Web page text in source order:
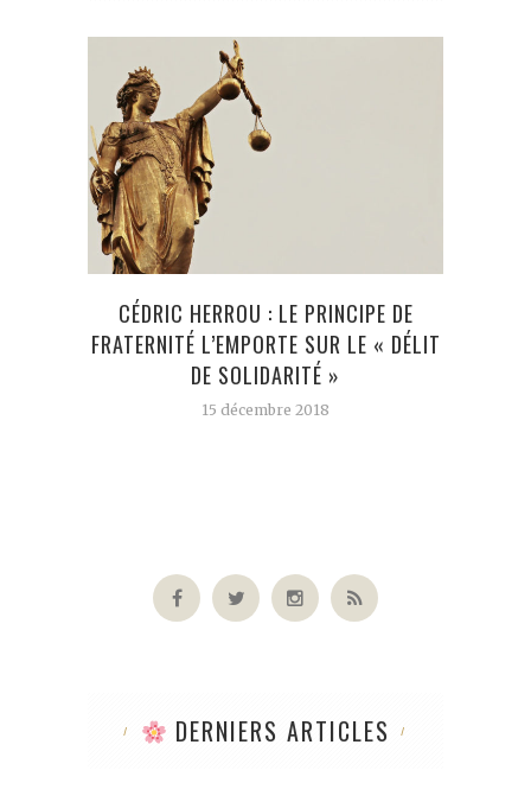
CÉDRIC HERROU : LE PRINCIPE DE
FRATERNITÉ L’EMPORTE SUR LE « DÉLIT
DE SOLIDARITÉ »
15 décembre 2018
DERNIERS ARTICLES